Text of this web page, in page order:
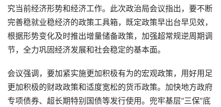
究当前经济形势和经济工作。此次政治局会议指出，要不断
完善稳就业稳经济的政策工具箱，既定政策早出台早见效，
根据形势变化及时推出增量储备政策，加强超常规逆周期调
节，全力巩固经济发展和社会稳定的基本面。
会议强调，要加紧实施更加积极有为的宏观政策，用好用足
更加积极的财政政策和适度宽松的货币政策。加快地方政府
专项债券、超长期特别国债等发行使用。兜牢基层“三保”底